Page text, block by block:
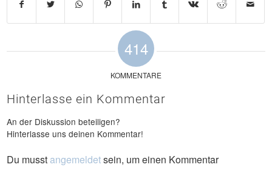
414
KOMMENTARE
Hinterlasse ein Kommentar
An der Diskussion beteiligen?
Hinterlasse uns deinen Kommentar!
Du musst angemeldetsein, um einen Kommentar